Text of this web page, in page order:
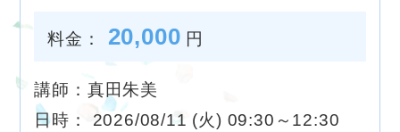
料金： 20,000 円
講師：真田朱美
日時： 2026/08/11 (火) 09:30～12:30